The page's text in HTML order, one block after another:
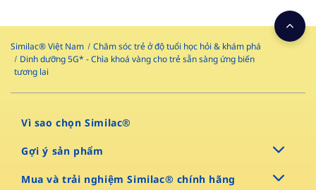
Similac® Việt Nam
Chăm sóc trẻ ở độ tuổi học hỏi & khám phá
Dinh dưỡng 5G* - Chìa khoá vàng cho trẻ sẵn sàng ứng biến
tương lai
Vì sao chọn Similac®
Gợi ý sản phẩm
Mua và trải nghiệm Similac® chính hãng